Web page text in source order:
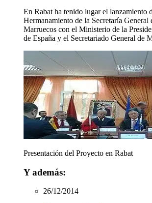
En Rabat ha tenido lugar el lanzamiento
Hermanamiento de la Secretaría General
Marruecos con el Ministerio de la
de España y el Secretariado General de
Presentación del Proyecto en Rabat
Y además:
26/12/2014